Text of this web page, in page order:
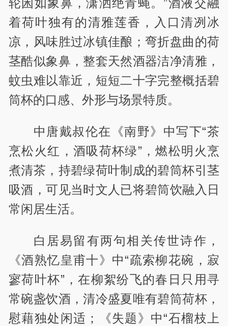
着荷叶独有的清雅莲香，入口清冽冰
凉，风味胜过冰镇佳酿；弯折盘曲的荷
茎酷似象鼻，整套天然酒器洁净清雅，
蚊虫难以靠近，短短二十字完整概括碧
筒杯的口感、外形与场景特质。
中唐戴叔伦在《南野》中写下“茶
烹松火红，酒吸荷杯绿”，燃松明火烹
煮清茶，持碧绿荷叶制成的碧筒杯引茎
吸酒，可见当时文人已将碧筒饮融入日
常闲居生活。
白居易留有两句相关传世诗作，
《酒熟忆皇甫十》中“疏索柳花碗，寂
寥荷叶杯”，在柳絮纷飞的春日只用寻
常碗盏饮酒，清冷盛夏唯有碧筒荷杯，
慰藉独处闲适；《失题》中“石榴枝上